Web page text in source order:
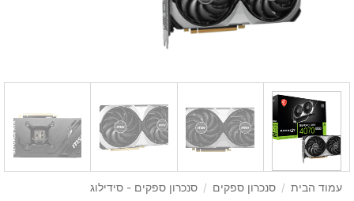
עמוד הבית / סנכרון ספקים / סנכרון ספקים - סידילוג